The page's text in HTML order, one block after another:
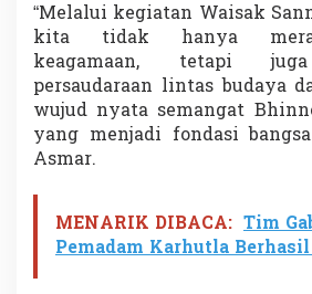
“Melalui kegiatan Waisak
kita tidak hanya
keagamaan, tetapi
persaudaraan lintas budaya
wujud nyata semangat
yang menjadi fondasi
Asmar.
MENARIK DIBACA: Tim
Pemadam Karhutla